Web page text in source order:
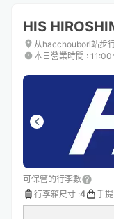
HIS
从hacchoubori站步
本日營業時間 : 11:00
可保管的行李數
行李箱尺寸 :4 手